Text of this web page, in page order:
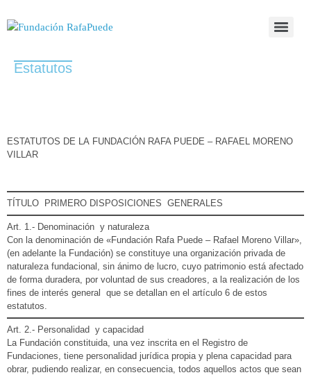
Estatutos
ESTATUTOS DE LA FUNDACIÓN RAFA PUEDE – RAFAEL MORENO
VILLAR
TÍTULO PRIMERO DISPOSICIONES GENERALES
Art. 1.- Denominación y naturaleza
Con la denominación de «Fundación Rafa Puede – Rafael Moreno Villar»,
(en adelante la Fundación) se constituye una organización privada de
naturaleza fundacional, sin ánimo de lucro, cuyo patrimonio está afectado
de forma duradera, por voluntad de sus creadores, a la realización de los
fines de interés general que se detallan en el artículo 6 de estos
estatutos.
Art. 2.- Personalidad y capacidad
La Fundación constituida, una vez inscrita en el Registro de
Fundaciones, tiene personalidad jurídica propia y plena capacidad para
obrar, pudiendo realizar, en consecuencia, todos aquellos actos que sean